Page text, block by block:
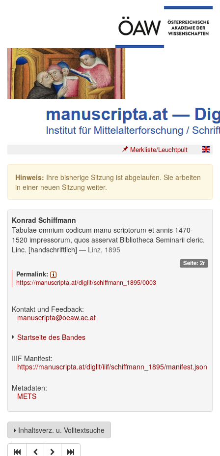
Merkliste/Leuchtpult
Hinweis: Ihre bisherige Sitzung ist abgelaufen. Sie arbeiten
in einer neuen Sitzung weiter.
Konrad Schiffmann
Tabulae omnium codicum manu scriptorum et annis 1470-
1520 impressorum, quos asservat Bibliotheca Seminarii cleric.
Linc. [handschriftlich] — Linz, 1895
Seite: 2r
Permalink:
https://manuscripta.at/diglit/schiffmann_1895/0003
Kontakt und Feedback:
manuscripta@oeaw.ac.at
Startseite des Bandes
IIIF Manifest:
https://manuscripta.at/diglit/iiif/schiffmann_1895/manifest.json
Metadaten:
METS
Inhaltsverz. u. Volltextsuche